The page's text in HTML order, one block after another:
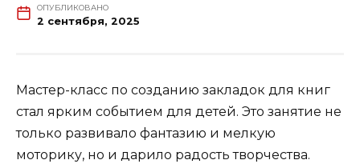
ОПУБЛИКОВАНО
2 сентября, 2025
Мастер-класс по созданию закладок для книг
стал ярким событием для детей. Это занятие не
только развивало фантазию и мелкую
моторику, но и дарило радость творчества.